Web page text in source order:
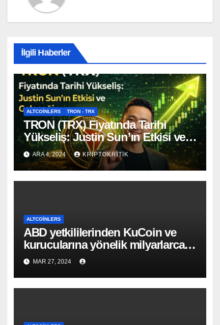
İlgili Haberler
ALTCOINLERS TRON - TRX
TRON (TRX) Fiyatında Tarihi
Yükseliş: Justin Sun’ın Etkisi ve
Geleceği
ARA 4, 2024 KRIPTOKRITIK
ALTCOINLERS
ABD yetkililerinden KuCoin ve
kurucularına yönelik milyarlarca
dolarlık suçlama!
MAR 27, 2024